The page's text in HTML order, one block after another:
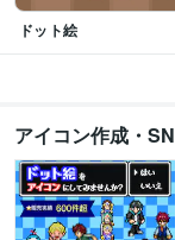
ドット絵
アイコン作成・